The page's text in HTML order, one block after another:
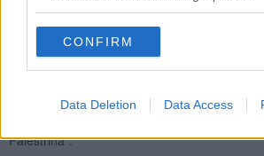
CONFIRM
Data Deletion Data Access
Luigi Marzolafigura centrale nella storia
rinascimentale e riferimento imprescindibile
polifonica imitativa. Sarà dunque un banco di
i cori partecipanti, chiamati a confrontarsi
ensemble specializzato nella musica
Palestrina”.